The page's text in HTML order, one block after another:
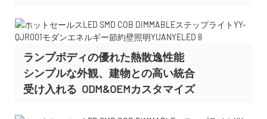
ランプボディの優れた熱散逸性能
シンプルな外観、建物との高い統合
受け入れる ODM&OEMカスタマイズ